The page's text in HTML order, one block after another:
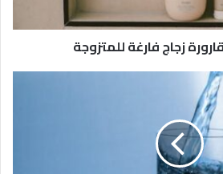
زجاج فارغة للمتزوجة